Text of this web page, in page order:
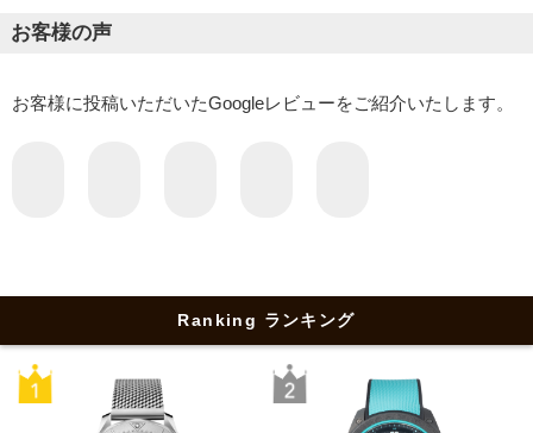
お客様の声
お客様に投稿いただいたGoogleレビューをご紹介いたします。
Ranking ランキング